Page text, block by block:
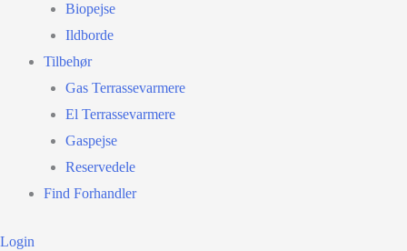
Biopejse
Ildborde
Tilbehør
Gas Terrassevarmere
El Terrassevarmere
Gaspejse
Reservedele
Find Forhandler
Login